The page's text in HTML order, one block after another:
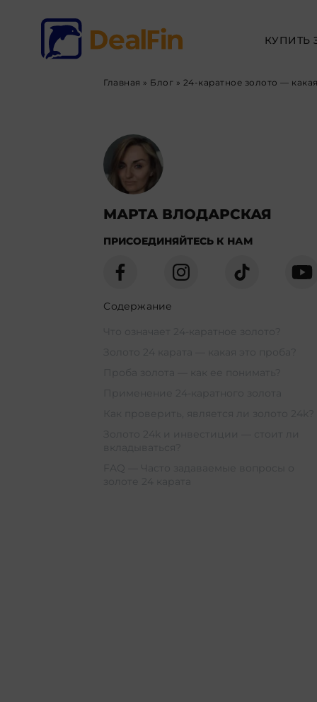
КУПИТЬ
Главная » Блог » 24-каратное золото —
МАРТА ВЛОДАРСКАЯ
ПРИСОЕДИНЯЙТЕСЬ К НАМ
Содержание